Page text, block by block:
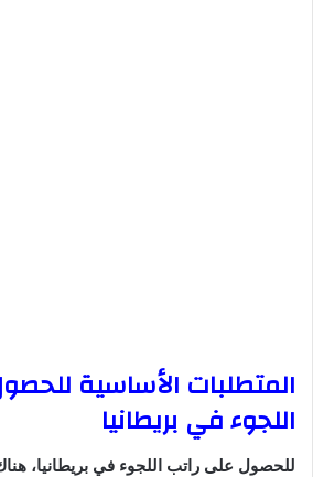
المتطلبات الأساسية
اللجوء في بريطانيا
للحصول على راتب اللجوء في بريطانيا،